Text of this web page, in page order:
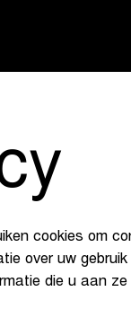
cookies om
over uw
die u aan